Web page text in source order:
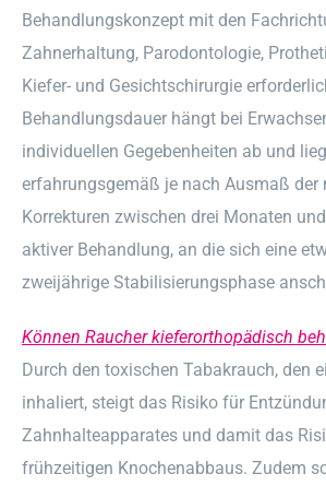
Behandlungskonzept mit den
Zahnerhaltung, Parodontologie,
Kiefer- und Gesichtschirurgie
Behandlungsdauer hängt bei
individuellen Gegebenheiten ab und
erfahrungsgemäß je nach Ausmaß der
Korrekturen zwischen drei Monaten
aktiver Behandlung, an die sich eine
zweijährige Stabilisierungsphase
Können Raucher kieferorthopädisch
Durch den toxischen Tabakrauch, den
inhaliert, steigt das Risiko für
Zahnhalteapparates und damit das
frühzeitigen Knochenabbaus. Zudem